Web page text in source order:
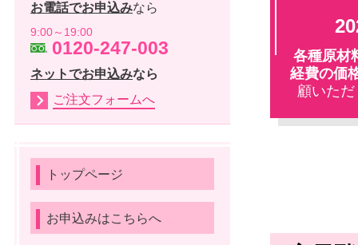
各種原材
経費の価
顧いた
お電話でお申込みなら
9:00～19:00
0120-247-003
ネットでお申込みなら
ご注文フォームへ
トップページ
お申込みはこちらへ